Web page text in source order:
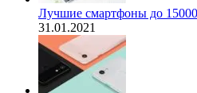
Лучшие смартфоны до
31.01.2021